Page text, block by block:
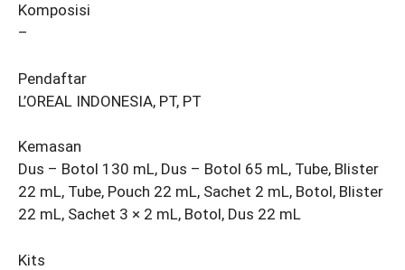
Komposisi
–
Pendaftar
L’OREAL INDONESIA, PT, PT
Kemasan
Dus – Botol 130 mL, Dus – Botol 65 mL, Tube, Blister
22 mL, Tube, Pouch 22 mL, Sachet 2 mL, Botol, Blister
22 mL, Sachet 3 × 2 mL, Botol, Dus 22 mL
Kits